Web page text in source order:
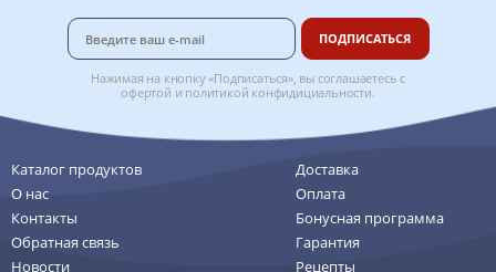
ПОДПИСАТЬСЯ
Нажимая на кнопку «Подписаться», вы соглашаетесь с
офертой и политикой конфидициальности.
Каталог продуктов
О нас
Контакты
Обратная связь
Новости
Доставка
Оплата
Бонусная программа
Гарантия
Рецепты